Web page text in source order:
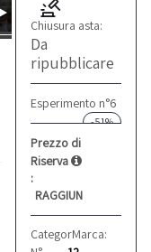
Chiusura asta:
Da
ripubblicare
Esperimento n°6
-51%
Prezzo di
Riserva
:
RAGGIUNTO
Categoria: Macchine
Marca: